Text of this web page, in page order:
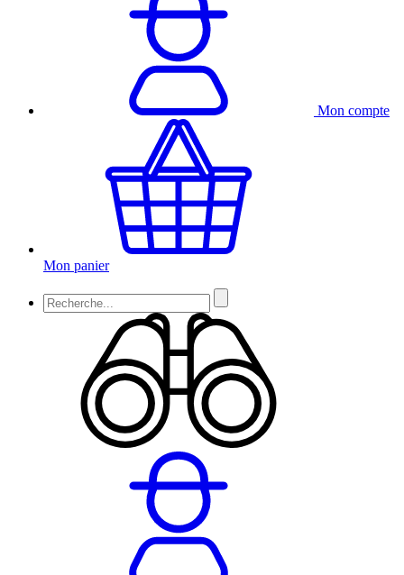
Mon compte
Mon panier